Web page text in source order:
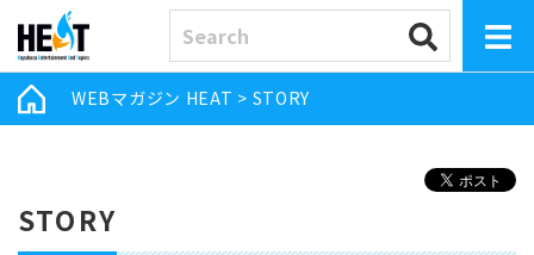
WEBマガジン HEAT > STORY
STORY